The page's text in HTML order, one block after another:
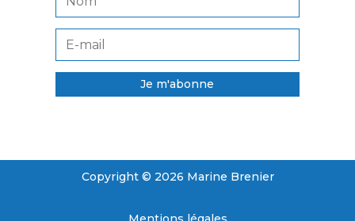
Je m'abonne
Copyright © 2026 Marine Brenier